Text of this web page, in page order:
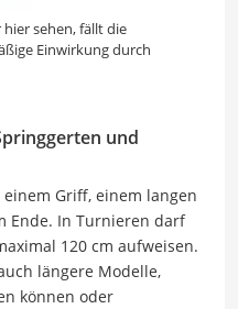
hier sehen, fällt die
Einwirkung durch
und
Griff, einem langen
Ende. In Turnieren darf
120 cm aufweisen.
längere Modelle,
können oder